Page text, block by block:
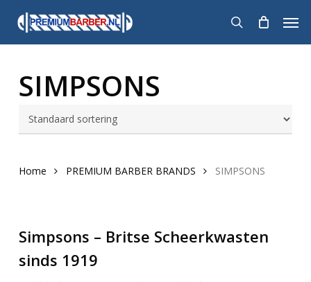
main
search
SIMPSONS
Home PREMIUM BARBER BRANDS SIMPSONS
Simpsons – Britse Scheerkwasten
sinds 1919